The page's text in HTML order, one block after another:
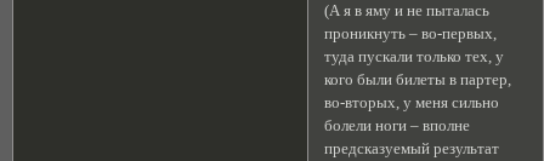
(А я в яму и не пыталась
проникнуть – во-первых,
туда пускали только тех, у
кого были билеты в партер,
во-вторых, у меня сильно
болели ноги – вполне
предсказуемый результат